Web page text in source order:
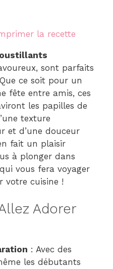
la recette
sont parfaits
ce soit pour un
fête entre amis, ces
les papilles de
texture
et d’une douceur
fait un plaisir
à plonger dans
vous fera voyager
votre cuisine !
Adorer
: Avec des
les débutants